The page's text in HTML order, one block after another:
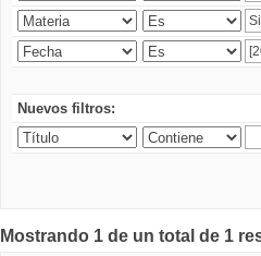
Nuevos filtros:
Mostrando 1 de un total de 1